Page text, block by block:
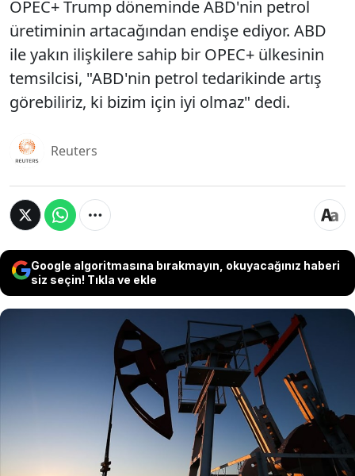
OPEC+ Trump döneminde ABD'nin petrol
üretiminin artacağından endişe ediyor. ABD
ile yakın ilişkilere sahip bir OPEC+ ülkesinin
temsilcisi, "ABD'nin petrol tedarikinde artış
görebiliriz, ki bizim için iyi olmaz" dedi.
Reuters
Google algoritmasına bırakmayın, okuyacağınız haberi
siz seçin! Tıkla ve ekle
OPEC+ Trump döneminde ABD'nin petrol
üretiminin artacağından endişe ediyor. ABD ile
yakın ilişkilere sahip bir OPEC+ ülkesinin
temsilcisi, "ABD'nin petrol tedarikinde artış
görebiliriz, ki bizim için iyi olmaz" dedi.